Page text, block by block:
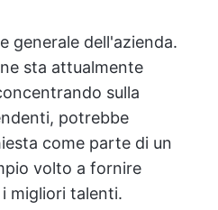
generale dell'azienda.
sta attualmente
sulla
potrebbe
come parte di un
volto a fornire
migliori talenti.